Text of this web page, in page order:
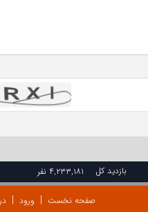
بازدید کل ۴,۲۳۳,۱۸۱ نفر
صفحه نخست ورود